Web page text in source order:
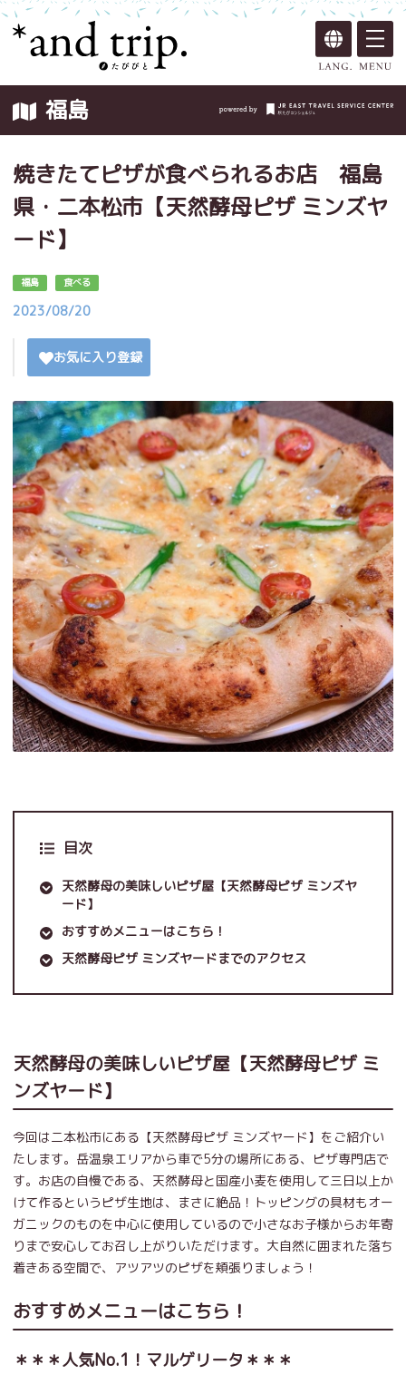
福島
焼きたてピザが食べられるお店 福島
県・二本松市【天然酵母ピザ ミンズヤ
ード】
福島 食べる
2023/08/20
お気に入り登録
目次
天然酵母の美味しいピザ屋【天然酵母ピザ ミンズヤ
ード】
おすすめメニューはこちら！
天然酵母ピザ ミンズヤードまでのアクセス
天然酵母の美味しいピザ屋【天然酵母ピザ ミ
ンズヤード】
今回は二本松市にある【天然酵母ピザ ミンズヤード】をご紹介い
たします。岳温泉エリアから車で5分の場所にある、ピザ専門店で
す。お店の自慢である、天然酵母と国産小麦を使用して三日以上か
けて作るというピザ生地は、まさに絶品！トッピングの具材もオー
ガニックのものを中心に使用しているので小さなお子様からお年寄
りまで安心してお召し上がりいただけます。大自然に囲まれた落ち
着きある空間で、アツアツのピザを頬張りましょう！
おすすめメニューはこちら！
＊＊＊人気No.1！マルゲリータ＊＊＊